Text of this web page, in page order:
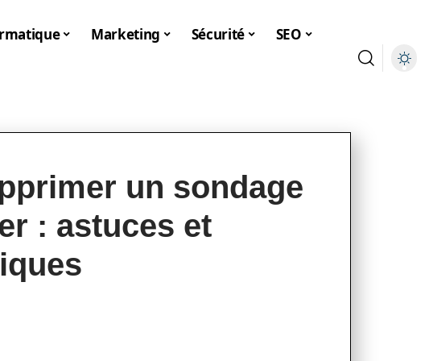
Marketing Sécurité SEO
un sondage
: astuces et